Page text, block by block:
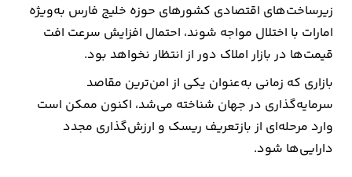
زیرساخت‌های اقتصادی کشورهای حوزه خلیج فارس به‌ویژه
امارات با اختلال مواجه شوند، احتمال افزایش سرعت افت
قیمت‌ها در بازار املاک دور از انتظار نخواهد بود.
بازاری که زمانی به‌عنوان یکی از امن‌ترین مقاصد
سرمایه‌گذاری در جهان شناخته می‌شد، اکنون ممکن است
وارد مرحله‌ای از بازتعریف ریسک و ارزش‌گذاری مجدد
دارایی‌ها شود.